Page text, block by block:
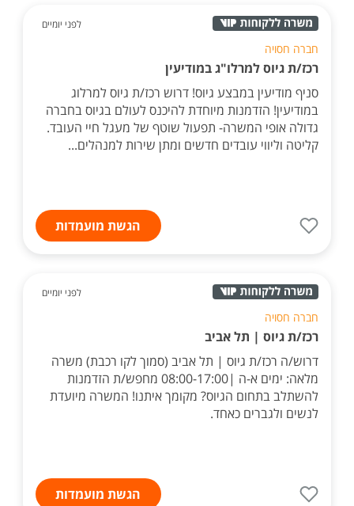
לפני יומיים
חברה חסויה
רכז/ת גיוס למרלו"ג במודיעין
סניף מודיעין במבצע גיוס! דרוש רכז/ת גיוס למרלוג
במודיעין! הזדמנות מיוחדת להיכנס לעולם בגיוס בחברה
גדולה אופי המשרה- תפעול שוטף של מעגל חיי העובד.
קליטה וליווי עובדים חדשים ומתן שירות למנהלים...
הגשת מועמדות
לפני יומיים
חברה חסויה
רכז/ת גיוס | תל אביב
דרוש/ה רכז/ת גיוס | תל אביב (סמוך לקו רכבת) משרה
מלאה: ימים א-ה |08:00-17:00 מחפש/ת הזדמנות
להשתלב בתחום הגיוס? מקומך איתנו! המשרה מיועדת
לנשים ולגברים כאחד.
הגשת מועמדות